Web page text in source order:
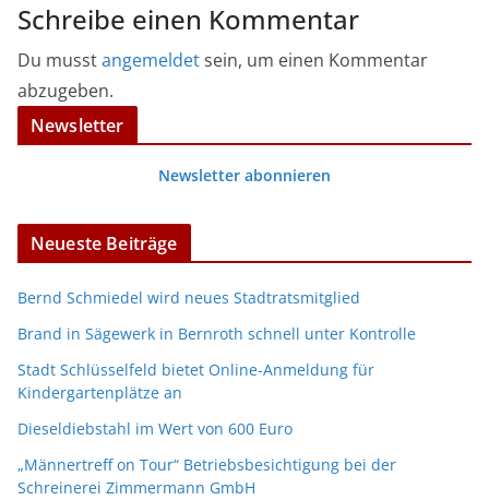
Schreibe einen Kommentar
Du musstangemeldetsein, um einen Kommentar
abzugeben.
Newsletter
Newsletter abonnieren
Neueste Beiträge
Bernd Schmiedel wird neues Stadtratsmitglied
Brand in Sägewerk in Bernroth schnell unter Kontrolle
Stadt Schlüsselfeld bietet Online-Anmeldung für
Kindergartenplätze an
Dieseldiebstahl im Wert von 600 Euro
„Männertreff on Tour“ Betriebsbesichtigung bei der
Schreinerei Zimmermann GmbH